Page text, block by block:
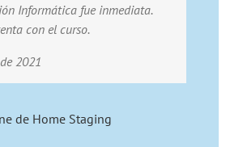
Informática fue inmediata.
con el curso.
2021
de Home Staging